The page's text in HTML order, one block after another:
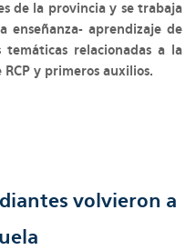
de la provincia y se trabaja
enseñanza- aprendizaje de
temáticas relacionadas a la
y primeros auxilios.
volvieron a